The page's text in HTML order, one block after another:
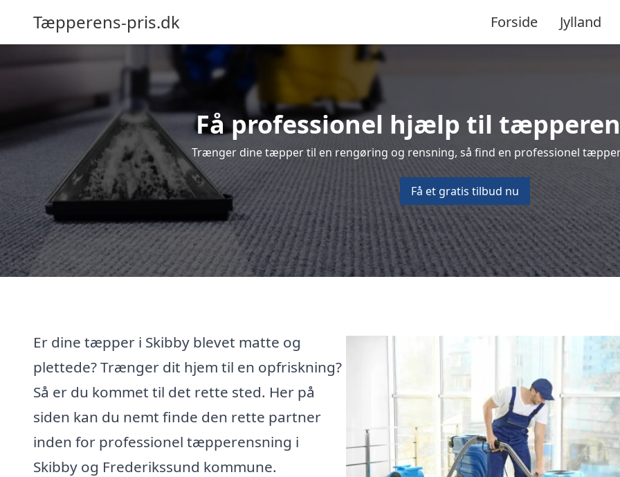
Tæpperens-pris.dk Forside Jylland
Få professionel hjælp til
Trænger dine tæpper til en rengøring og rensning, så find en professionel
Få et gratis tilbud nu
Er dine tæpper i Skibby blevet matte og
plettede? Trænger dit hjem til en opfriskning?
Så er du kommet til det rette sted. Her på
siden kan du nemt finde den rette partner
inden for professionel tæpperensning i
Skibby og Frederikssund kommune.